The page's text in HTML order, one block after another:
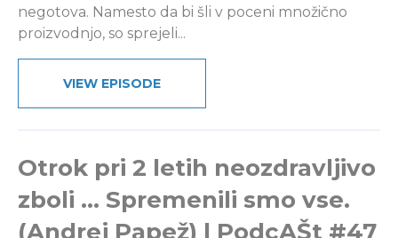
negotova. Namesto da bi šli v poceni množično
proizvodnjo, so sprejeli...
VIEW EPISODE
Otrok pri 2 letih neozdravljivo
zboli ... Spremenili smo vse.
(Andrej Papež) | PodcAŠt #47